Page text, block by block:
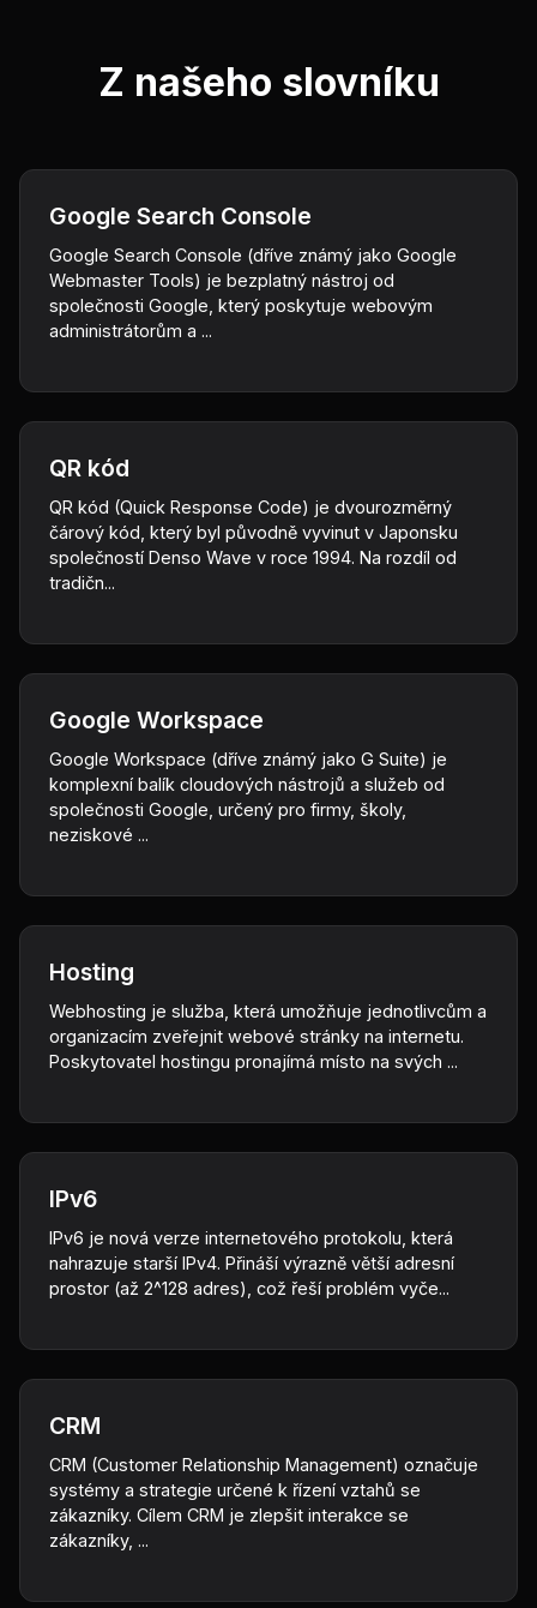
Z našeho slovníku
Google Search Console
Google Search Console (dříve známý jako Google
Webmaster Tools) je bezplatný nástroj od
společnosti Google, který poskytuje webovým
administrátorům a ...
QR kód
QR kód (Quick Response Code) je dvourozměrný
čárový kód, který byl původně vyvinut v Japonsku
společností Denso Wave v roce 1994. Na rozdíl od
tradičn...
Google Workspace
Google Workspace (dříve známý jako G Suite) je
komplexní balík cloudových nástrojů a služeb od
společnosti Google, určený pro firmy, školy,
neziskové ...
Hosting
Webhosting je služba, která umožňuje jednotlivcům a
organizacím zveřejnit webové stránky na internetu.
Poskytovatel hostingu pronajímá místo na svých ...
IPv6
IPv6 je nová verze internetového protokolu, která
nahrazuje starší IPv4. Přináší výrazně větší adresní
prostor (až 2^128 adres), což řeší problém vyče...
CRM
CRM (Customer Relationship Management) označuje
systémy a strategie určené k řízení vztahů se
zákazníky. Cílem CRM je zlepšit interakce se
zákazníky, ...